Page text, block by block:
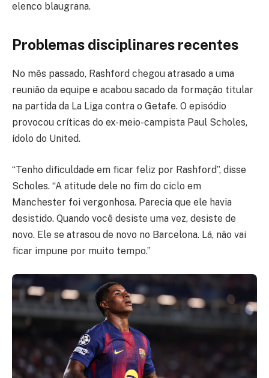
elenco blaugrana.
Problemas disciplinares recentes
No mês passado, Rashford chegou atrasado a uma
reunião da equipe e acabou sacado da formação titular
na partida da La Liga contra o Getafe. O episódio
provocou críticas do ex-meio-campista Paul Scholes,
ídolo do United.
“Tenho dificuldade em ficar feliz por Rashford”, disse
Scholes. “A atitude dele no fim do ciclo em
Manchester foi vergonhosa. Parecia que ele havia
desistido. Quando você desiste uma vez, desiste de
novo. Ele se atrasou de novo no Barcelona. Lá, não vai
ficar impune por muito tempo.”